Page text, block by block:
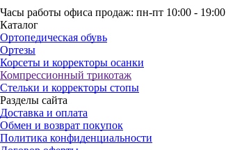
Часы работы офиса продаж: пн-пт 10:00 - 19:00
Каталог
Ортопедическая обувь
Ортезы
Корсеты и корректоры осанки
Компрессионный трикотаж
Стельки и корректоры стопы
Разделы сайта
Доставка и оплата
Обмен и возврат покупок
Политика конфиденциальности